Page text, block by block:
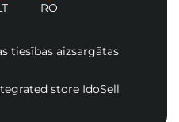
RO
tiesības aizsargātas